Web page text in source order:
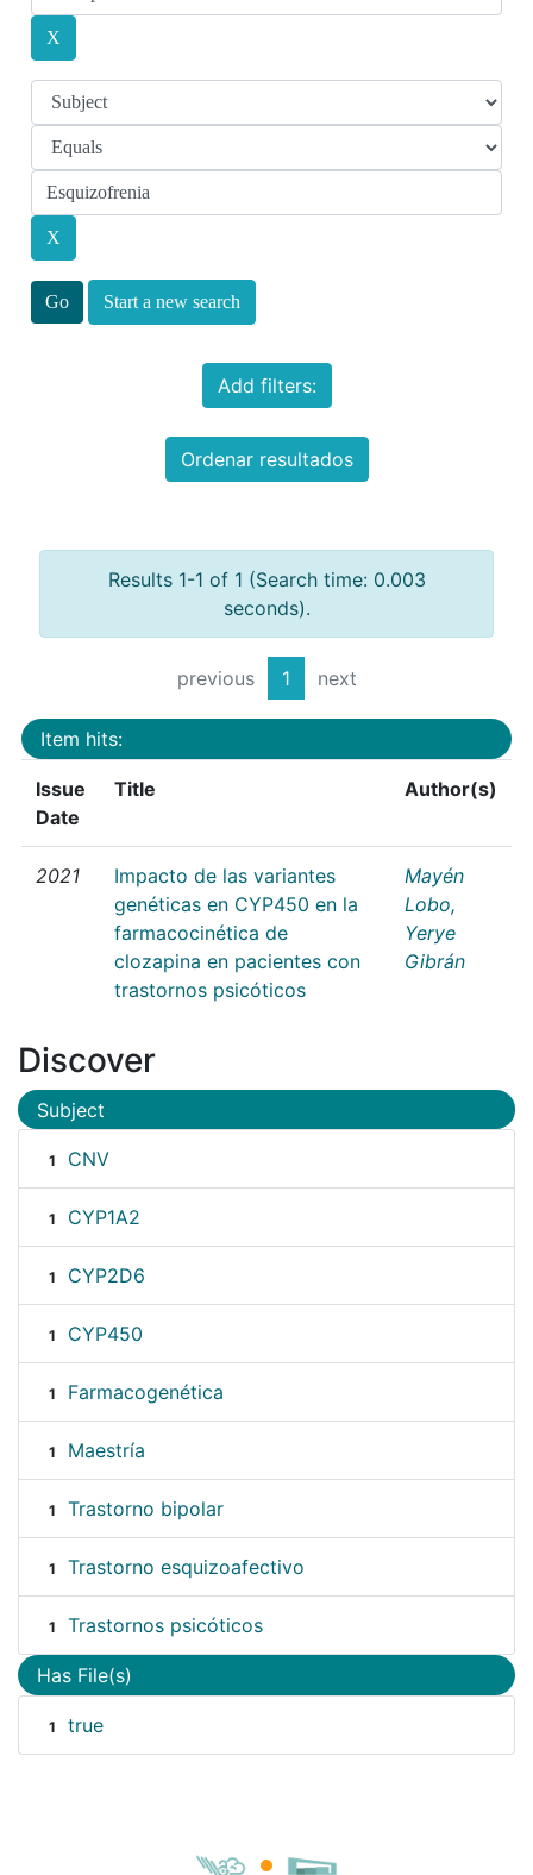
Start a new search
Add filters:
Ordenar resultados
Results 1-1 of 1 (Search time: 0.003
seconds).
previous 1 next
Item hits:
Issue
Date
Title Author(s)
2021
Impacto de las variantes
genéticas en CYP450 en la
farmacocinética de
clozapina en pacientes con
trastornos psicóticos
Mayén
Lobo,
Yerye
Gibrán
Discover
Subject
1 CNV
1 CYP1A2
1 CYP2D6
1 CYP450
1 Farmacogenética
1 Maestría
1 Trastorno bipolar
1 Trastorno esquizoafectivo
1 Trastornos psicóticos
Has File(s)
1 true